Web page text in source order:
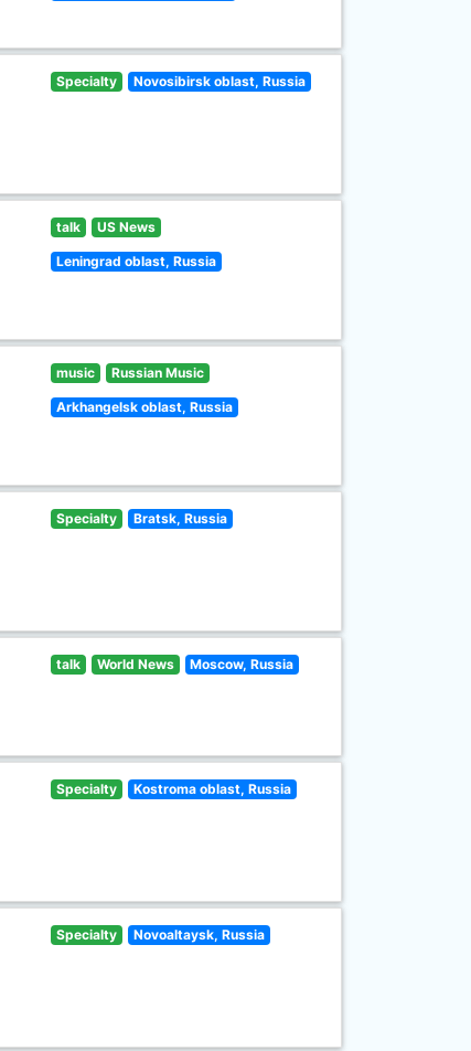
Specialty Novosibirsk oblast, Russia
talk US News
Leningrad oblast, Russia
music Russian Music
Arkhangelsk oblast, Russia
Specialty Bratsk, Russia
talk World News Moscow, Russia
Specialty Kostroma oblast, Russia
Specialty Novoaltaysk, Russia